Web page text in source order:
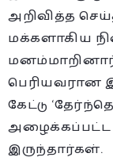
அறிவித்த
மக்களாகிய
பெரியவரான
கேட்டு
அழைக்கப்பட்ட
இருந்தார்கள்.